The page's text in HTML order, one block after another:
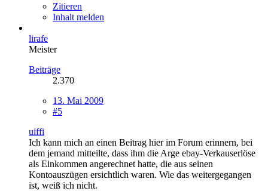
Zitieren
Inhalt melden
lirafe
Meister
Beiträge
2.370
13. Mai 2009
#5
uiffi
Ich kann mich an einen Beitrag hier im Forum erinnern, bei
dem jemand mitteilte, dass ihm die Arge ebay-Verkauserlöse
als Einkommen angerechnet hatte, die aus seinen
Kontoauszügen ersichtlich waren. Wie das weitergegangen
ist, weiß ich nicht.